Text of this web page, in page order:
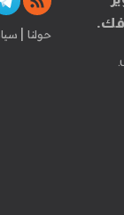
حولنا |